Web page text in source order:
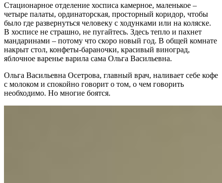
Стационарное отделение хосписа камерное, маленькое –
четыре палаты, ординаторская, просторный коридор, чтобы
было где развернуться человеку с ходунками или на коляске.
В хосписе не страшно, не пугайтесь. Здесь тепло и пахнет
мандаринами – потому что скоро новый год. В общей комнате
накрыт стол, конфеты-бараночки, красивый виноград,
яблочное варенье варила сама Ольга Васильевна.
Ольга Васильевна Осетрова, главный врач, наливает себе кофе
с молоком и спокойно говорит о том, о чем говорить
необходимо. Но многие боятся.